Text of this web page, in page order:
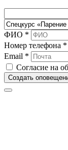
ФИО *
Номер телефона *
Email *
Согласие на
Создать